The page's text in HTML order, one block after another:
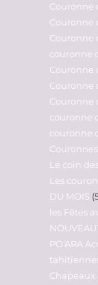
Couronne
Couronne
Couronne
couronne
Couronne
Couronne
Couronne
couronne
couronne
Le coin
Les
DU MOIS
les Fêtes
PO'ARA